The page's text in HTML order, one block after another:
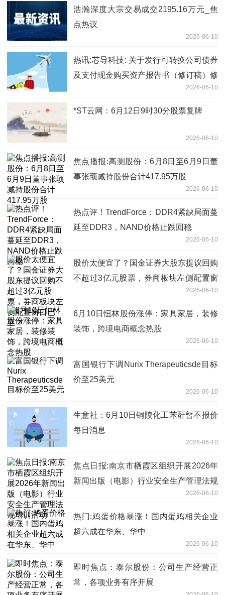
浩瀚深度大宗交易成交2195.16万元_焦
点热议
2026-06-10
热讯:芯导科技: 关于发行可转换公司债券
及支付现金购买资产报告书（修订稿）修
2026-06-10
*ST云网：6月12日9时30分股票复牌
2026-06-10
焦点播报:高测股份：6月8日至6月9日董
事张顼减持股份合计417.95万股
2026-06-10
热点评！TrendForce：DDR4紧缺局面蔓
延至DDR3，NAND价格止跌回稳
2026-06-10
股价太便宜了？国金证券大股东提议回购
不超过3亿元股票，券商板块左侧配置窗
2026-06-10
6月10日恒林股份涨停：家具家居，装修
装饰，跨境电商概念热股
2026-06-10
富国银行下调Nurix Therapeuticsde目标
价至25美元
2026-06-10
生意社：6月10日铜陵化工苯酐暂不报价
每日消息
2026-06-10
焦点日报:南京市栖霞区组织开展2026年
新闻出版（电影）行业安全生产管理法规
2026-06-10
热门:鸡蛋价格暴涨！国内蛋鸡相关企业
超六成在华东、华中
2026-06-10
即时焦点：泰尔股份：公司生产经营正
常，各项业务有序开展